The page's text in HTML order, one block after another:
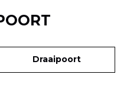
Draaipoort